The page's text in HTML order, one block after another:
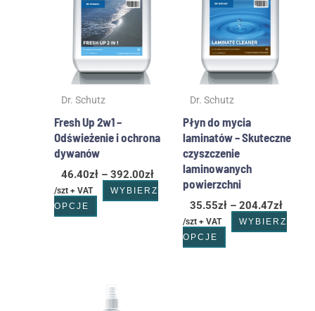
Dr. Schutz
Fresh Up 2w1 –
Odświeżenie i ochrona
dywanów
46.40zł – 392.00zł
/szt + VAT
WYBIERZ
OPCJE
ma
wiele
wariantów.
Opcje
można
wybrać
na
stronie
produktu
Dr. Schutz
Płyn do mycia
laminatów – Skuteczne
czyszczenie
laminowanych
powierzchni
35.55zł – 204.47zł
/szt + VAT
WYBIERZ
OPCJE
ma
wiele
wariantów.
Opcje
można
wybrać
na
stronie
produktu